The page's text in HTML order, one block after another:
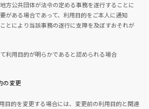
方公共団体が法令の定める事務を遂行することに
がある場合であって、利用目的をご本人に通知
とにより当該事務の遂行に支障を及ぼすおそれが
利用目的が明らかであると認められる場合
の変更
目的を変更する場合には、変更前の利用目的と関連